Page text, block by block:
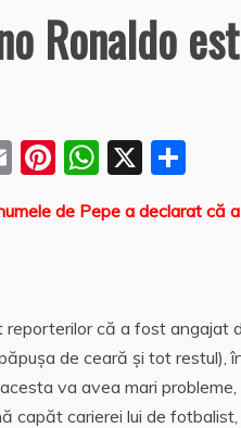
Ronaldo
E
m
ai
Pi
nt
er
W
at
p
p
X
rt
a
z
ă
de Pepe a declarat că
că a fost angajat
de ceară şi tot restul),
va avea mari
capăt carierei lui de